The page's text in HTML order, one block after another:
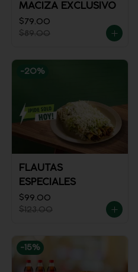
MACIZA EXCLUSIVO
$79.00
$89.00
-20%
FLAUTAS
ESPECIALES
$99.00
$123.00
-15%